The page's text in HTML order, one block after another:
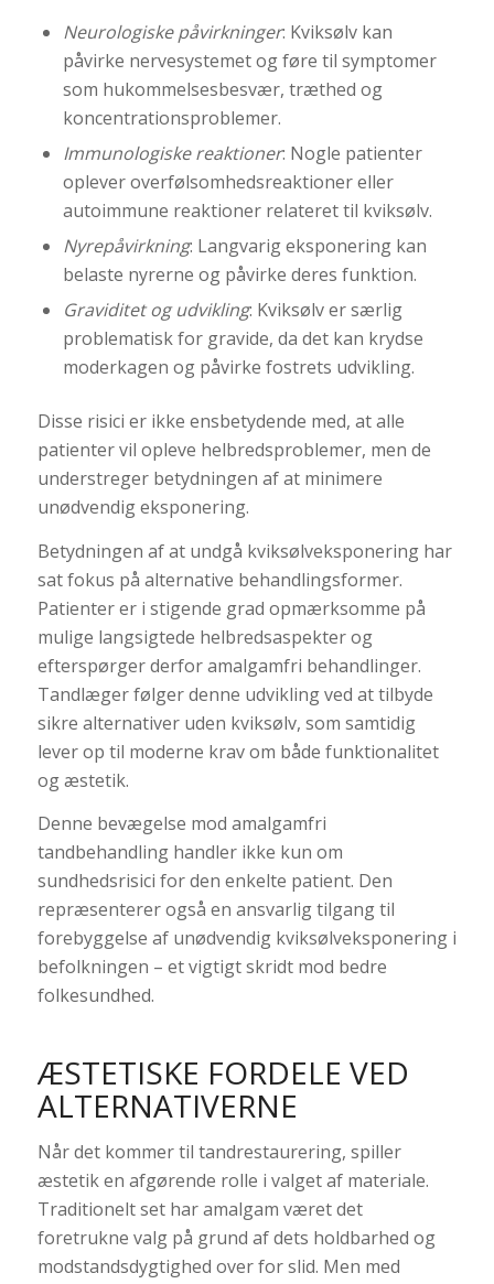
Neurologiske påvirkninger: Kviksølv kan
påvirke nervesystemet og føre til symptomer
som hukommelsesbesvær, træthed og
koncentrationsproblemer.
Immunologiske reaktioner: Nogle patienter
oplever overfølsomhedsreaktioner eller
autoimmune reaktioner relateret til kviksølv.
Nyrepåvirkning: Langvarig eksponering kan
belaste nyrerne og påvirke deres funktion.
Graviditet og udvikling: Kviksølv er særlig
problematisk for gravide, da det kan krydse
moderkagen og påvirke fostrets udvikling.
Disse risici er ikke ensbetydende med, at alle
patienter vil opleve helbredsproblemer, men de
understreger betydningen af at minimere
unødvendig eksponering.
Betydningen af at undgå kviksølveksponering har
sat fokus på alternative behandlingsformer.
Patienter er i stigende grad opmærksomme på
mulige langsigtede helbredsaspekter og
efterspørger derfor amalgamfri behandlinger.
Tandlæger følger denne udvikling ved at tilbyde
sikre alternativer uden kviksølv, som samtidig
lever op til moderne krav om både funktionalitet
og æstetik.
Denne bevægelse mod amalgamfri
tandbehandling handler ikke kun om
sundhedsrisici for den enkelte patient. Den
repræsenterer også en ansvarlig tilgang til
forebyggelse af unødvendig kviksølveksponering i
befolkningen – et vigtigt skridt mod bedre
folkesundhed.
ÆSTETISKE FORDELE VED
ALTERNATIVERNE
Når det kommer til tandrestaurering, spiller
æstetik en afgørende rolle i valget af materiale.
Traditionelt set har amalgam været det
foretrukne valg på grund af dets holdbarhed og
modstandsdygtighed over for slid. Men med